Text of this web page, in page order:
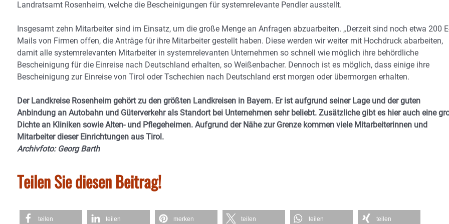
Landratsamt Rosenheim, welche die Bescheinigungen für systemrelevante Pendler ausstellt.
Insgesamt zehn Mitarbeiter sind im Einsatz, um die große Menge an Anfragen abzuarbeiten. „Derzeit sind noch etwa 200
Mails von Firmen offen, die Anträge für ihre Mitarbeiter gestellt haben. Diese werden wir weiter mit Hochdruck abarbeiten,
damit alle systemrelevanten Mitarbeiter in systemrelevanten Unternehmen so schnell wie möglich ihre behördliche
Bescheinigung für die Einreise nach Deutschland erhalten, so Weißenbacher. Dennoch ist es möglich, dass einige ihre
Bescheinigung zur Einreise von Tirol oder Tschechien nach Deutschland erst morgen oder übermorgen erhalten.
Der Landkreise Rosenheim gehört zu den größten Landkreisen in Bayern. Er ist aufgrund seiner Lage und der guten
Anbindung an Autobahn und Güterverkehr als Standort bei Unternehmen sehr beliebt. Zusätzliche gibt es hier auch eine
Dichte an Kliniken sowie Alten- und Pflegeheimen. Aufgrund der Nähe zur Grenze kommen viele Mitarbeiterinnen und
Mitarbeiter dieser Einrichtungen aus Tirol.
Archivfoto: Georg Barth
Teilen Sie diesen Beitrag!
teilen teilen merken teilen teilen teilen